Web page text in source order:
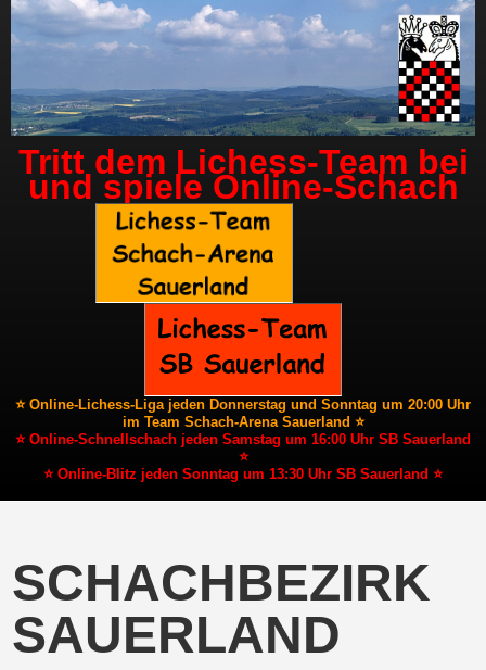
Tritt dem Lichess-Team bei
und spiele Online-Schach
⭐ Online-Lichess-Liga jeden Donnerstag und Sonntag um 20:00 Uhr
im Team Schach-Arena Sauerland ⭐
⭐ Online-Schnellschach jeden Samstag um 16:00 Uhr SB Sauerland
⭐
⭐ Online-Blitz jeden Sonntag um 13:30 Uhr SB Sauerland ⭐
SCHACHBEZIRK
SAUERLAND